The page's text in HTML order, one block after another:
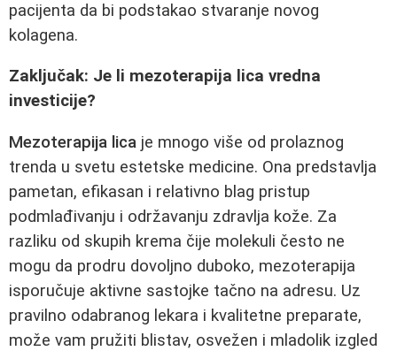
pacijenta da bi podstakao stvaranje novog
kolagena.
Zaključak: Je li mezoterapija lica vredna
investicije?
Mezoterapija lica je mnogo više od prolaznog
trenda u svetu estetske medicine. Ona predstavlja
pametan, efikasan i relativno blag pristup
podmlađivanju i održavanju zdravlja kože. Za
razliku od skupih krema čije molekuli često ne
mogu da prodru dovoljno duboko, mezoterapija
isporučuje aktivne sastojke tačno na adresu. Uz
pravilno odabranog lekara i kvalitetne preparate,
može vam pružiti blistav, osvežen i mladolik izgled